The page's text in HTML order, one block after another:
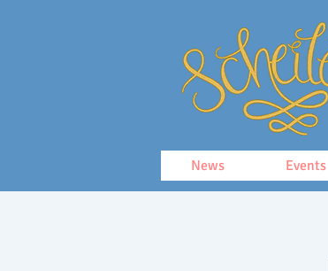
News Events